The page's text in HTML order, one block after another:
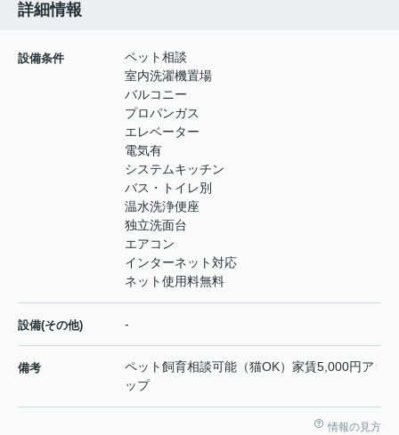
詳細情報
設備条件
ペット相談
室内洗濯機置場
バルコニー
プロパンガス
エレベーター
電気有
システムキッチン
バス・トイレ別
温水洗浄便座
独立洗面台
エアコン
インターネット対応
ネット使用料無料
設備(その他) -
備考
ペット飼育相談可能（猫OK）家賃5,000円ア
ップ
情報の見方